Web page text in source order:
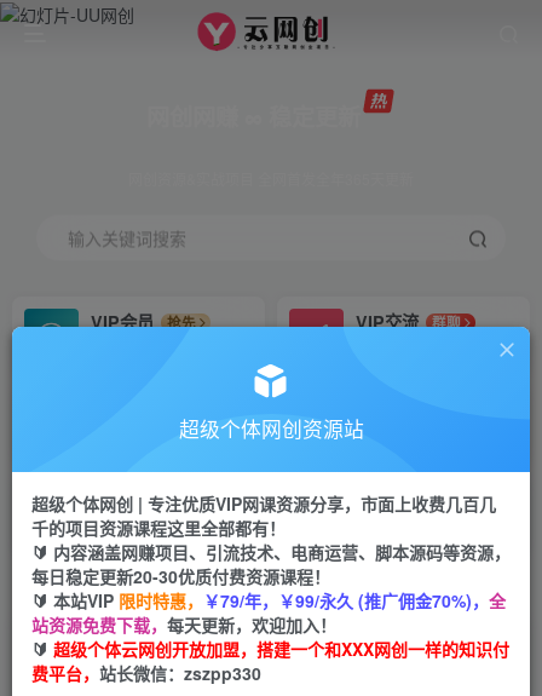
输入关键词搜索
VIP会员
抢先
VIP交流
群聊
研究探讨更多创业项目路子。
会员专属推广链接
招募站长
挂机
项目
脚本卡密
APP下载
GO
首页 创业课程 会员专属 正文
（7021期）外面收费1980全平台短视频广告掘金
挂机项目 单窗口一天几十【脚本+教程】
超级个体网创资源站
超级个体网创 | 专注优质VIP网课资源分享，市面上收费几百几
千的项目资源课程这里全部都有！
🔰 内容涵盖网赚项目、引流技术、电商运营、脚本源码等资源，
每日稳定更新20-30优质付费资源课程！
🔰 本站VIP 限时特惠， ￥79/年，￥99/永久 (推广佣金70%)， 全
站资源免费下载， 每天更新，欢迎加入！
🔰 超级个体云网创开放加盟，搭建一个和XXX网创一样的知识付
费平台， 站长微信：zszpp330